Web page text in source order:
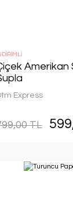
Amerikan
Express
TL